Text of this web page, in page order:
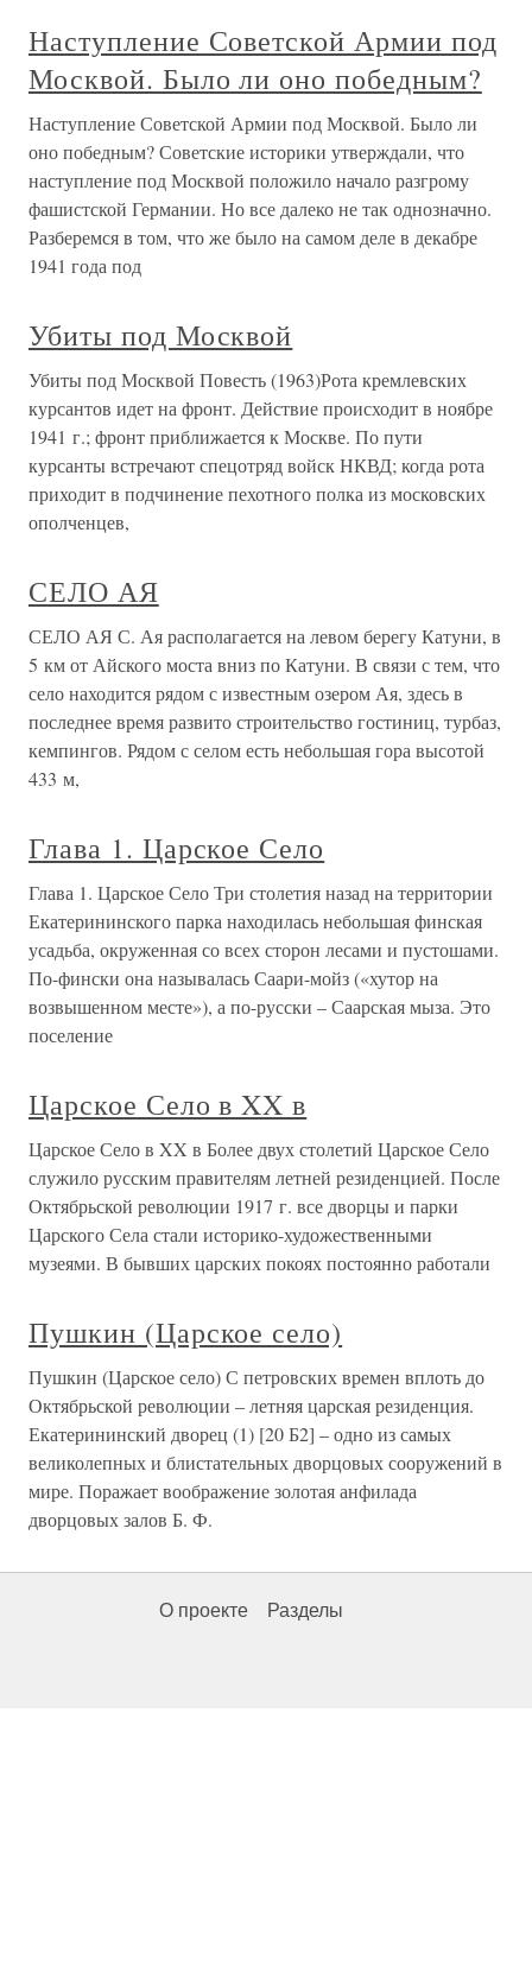
Наступление Советской Армии под
Москвой. Было ли оно победным?
Наступление Советской Армии под Москвой. Было ли
оно победным? Советские историки утверждали, что
наступление под Москвой положило начало разгрому
фашистской Германии. Но все далеко не так однозначно.
Разберемся в том, что же было на самом деле в декабре
1941 года под
Убиты под Москвой
Убиты под Москвой Повесть (1963)Рота кремлевских
курсантов идет на фронт. Действие происходит в ноябре
1941 г.; фронт приближается к Москве. По пути
курсанты встречают спецотряд войск НКВД; когда рота
приходит в подчинение пехотного полка из московских
ополченцев,
СЕЛО АЯ
СЕЛО АЯ С. Ая располагается на левом берегу Катуни, в
5 км от Айского моста вниз по Катуни. В связи с тем, что
село находится рядом с известным озером Ая, здесь в
последнее время развито строительство гостиниц, турбаз,
кемпингов. Рядом с селом есть небольшая гора высотой
433 м,
Глава 1. Царское Село
Глава 1. Царское Село Три столетия назад на территории
Екатерининского парка находилась небольшая финская
усадьба, окруженная со всех сторон лесами и пустошами.
По-фински она называлась Саари-мойз («хутор на
возвышенном месте»), а по-русски – Саарская мыза. Это
поселение
Царское Село в XX в
Царское Село в XX в Более двух столетий Царское Село
служило русским правителям летней резиденцией. После
Октябрьской революции 1917 г. все дворцы и парки
Царского Села стали историко-художественными
музеями. В бывших царских покоях постоянно работали
Пушкин (Царское село)
Пушкин (Царское село) С петровских времен вплоть до
Октябрьской революции – летняя царская резиденция.
Екатерининский дворец (1) [20 Б2] – одно из самых
великолепных и блистательных дворцовых сооружений в
мире. Поражает воображение золотая анфилада
дворцовых залов Б. Ф.
О проекте Разделы